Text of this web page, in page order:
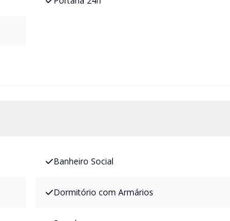
Banheiro Social
Dormitório com Armários